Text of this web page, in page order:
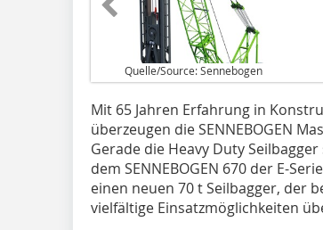
Quelle/Source: Sennebogen
Mit 65 Jahren Erfahrung in
überzeugen die SENNEBOGEN
Gerade die Heavy Duty
dem SENNEBOGEN 670 der E-
einen neuen 70 t Seilbagger, der
vielfältige Einsatzmöglichkeiten